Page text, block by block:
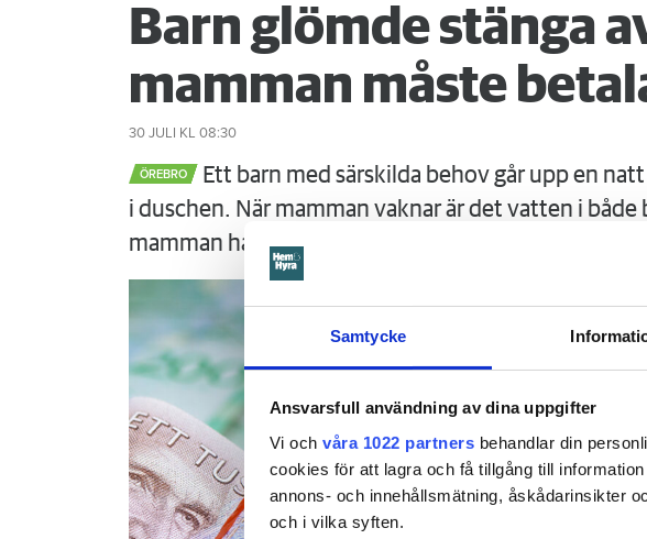
Samtycke
Ansvarsfull användning av dina uppgifter
Vi och våra 1022 partners behandlar din
cookies för att lagra och få tillgång till
annons- och innehållsmätning, åskådarinsikter
och i vilka syften.
Barn glömde stänga
mamman måste
30 JULI KL 08:30
ÖREBRO
Ett barn med särskilda behov går upp en
i duschen. När mamman vaknar är det vatten i
mamman ha förhindrat menar Örebrobostäder.